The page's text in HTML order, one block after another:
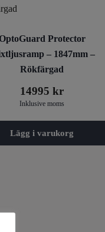
OptoGuard Protector
– 1847mm –
Rökfärgad
14995kr
Inklusive moms
Lägg i varukorg